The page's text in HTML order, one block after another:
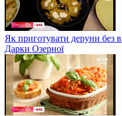
Як приготувати деруни без
Дарки Озерної